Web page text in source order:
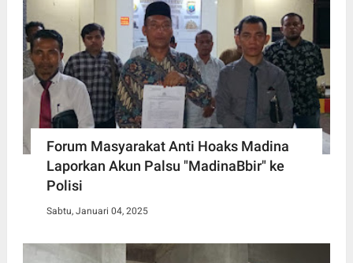
Forum Masyarakat Anti Hoaks Madina
Laporkan Akun Palsu "MadinaBbir" ke
Polisi
Sabtu, Januari 04, 2025